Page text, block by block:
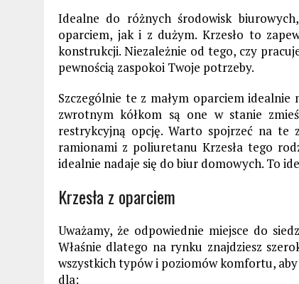
Idealne do różnych środowisk
oparciem, jak i z dużym. Krzesło to
konstrukcji. Niezależnie od tego, czy
pewnością zaspokoi Twoje potrzeby.
Szczególnie te z małym oparciem
zwrotnym kółkom są one w stanie
restrykcyjną opcję. Warto spojrzeć na
ramionami z poliuretanu Krzesła tego
idealnie nadaje się do biur domowych. To
Krzesła z oparciem
Uważamy, że odpowiednie miejsce do
Właśnie dlatego na rynku znajdziesz
wszystkich typów i poziomów komfortu,
dla: